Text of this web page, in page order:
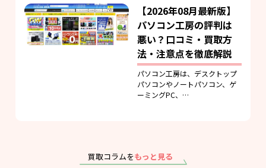
【2026年08月最新版】
パソコン工房の評判は
悪い？口コミ・買取方
法・注意点を徹底解説
パソコン工房は、デスクトップ
パソコンやノートパソコン、ゲ
ーミングPC、…
買取コラムをもっと見る